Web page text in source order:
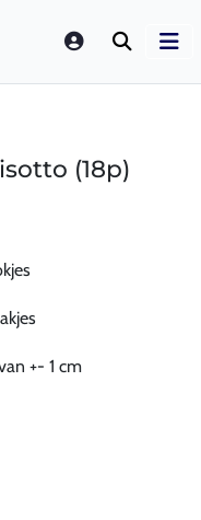
LOGIN
(18p)
+- 1 cm